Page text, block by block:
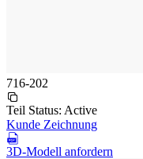
716-202
Teil Status: Active
Kunde Zeichnung
3D-Modell anfordern